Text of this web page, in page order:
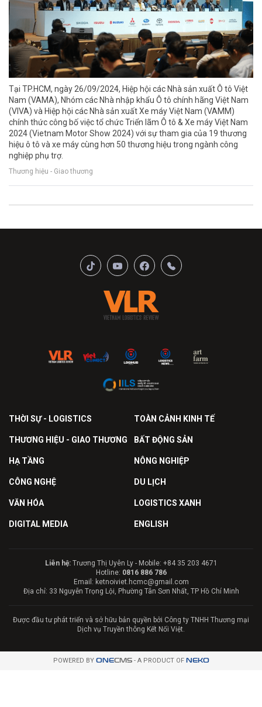
Tại TP.HCM, ngày 26/09/2024, Hiệp hội các Nhà sản xuất Ô tô Việt
Nam (VAMA), Nhóm các Nhà nhập khẩu Ô tô chính hãng Việt Nam
(VIVA) và Hiệp hội các Nhà sản xuất Xe máy Việt Nam (VAMM)
chính thức công bố việc tổ chức Triển lãm Ô tô & Xe máy Việt Nam
2024 (Vietnam Motor Show 2024) với sự tham gia của 19 thương
hiệu ô tô và xe máy cùng hơn 50 thương hiệu trong ngành công
nghiệp phụ trợ.
Thương hiệu - Giao thương
THỜI SỰ - LOGISTICS TOÀN CẢNH KINH TẾ
THƯƠNG HIỆU - GIAO THƯƠNG BẤT ĐỘNG SẢN
HẠ TẦNG NÔNG NGHIỆP
CÔNG NGHỆ DU LỊCH
VĂN HÓA LOGISTICS XANH
DIGITAL MEDIA ENGLISH
Liên hệ:Trương Thị Uyên Ly - Mobile: +84 35 203 4671
Hotline: 0816 886 786
Email: ketnoiviet.hcmc@gmail.com
Địa chỉ: 33 Nguyễn Trọng Lội, Phường Tân Sơn Nhất, TP Hồ Chí Minh
Được đầu tư phát triển và sở hữu bản quyền bởi Công ty TNHH Thương mại
Dịch vụ Truyền thông Kết Nối Việt.
POWERED BY ONECMS- A PRODUCT OF NEKO